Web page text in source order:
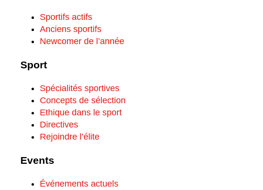
Sportifs actifs
Anciens sportifs
Newcomer de l’année
Sport
Spécialités sportives
Concepts de sélection
Ethique dans le sport
Directives
Rejoindre l’élite
Events
Événements actuels